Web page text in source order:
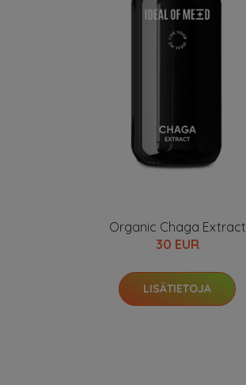
Organic Chaga Extract
30 EUR
LISÄTIETOJA